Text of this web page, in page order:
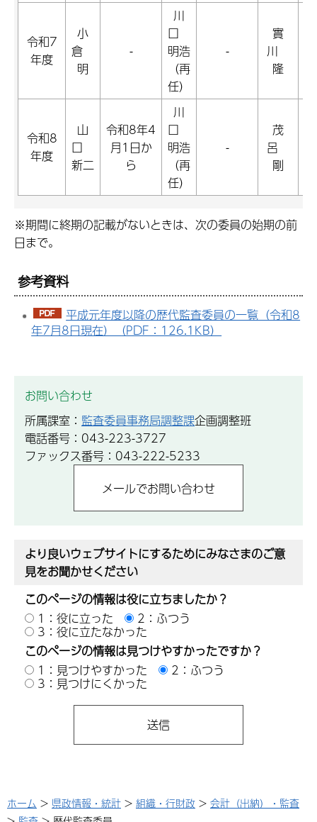
令和7
年度
小
倉
明
-
川
口
明浩
（再
任）
-
實
川
隆
令和8
年度
山
口
新二
令和8年4
月1日か
ら
川
口
明浩
（再
任）
-
茂
呂
剛
※期間に終期の記載がないときは、次の委員の始期の前
日まで。
参考資料
平成元年度以降の歴代監査委員の一覧（令和8
年7月8日現在）（PDF：126.1KB）
お問い合わせ
所属課室： 監査委員事務局調整課企画調整班
電話番号：043-223-3727
ファックス番号：043-222-5233
より良いウェブサイトにするためにみなさまのご意
見をお聞かせください
このページの情報は役に立ちましたか？
1：役に立った
2：ふつう
3：役に立たなかった
このページの情報は見つけやすかったですか？
1：見つけやすかった
2：ふつう
3：見つけにくかった
ホーム > 県政情報・統計 > 組織・行財政 > 会計（出納）・監査